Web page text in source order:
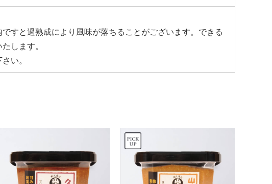
すと過熟成により風味が落ちることがございます。できる
します。
い。